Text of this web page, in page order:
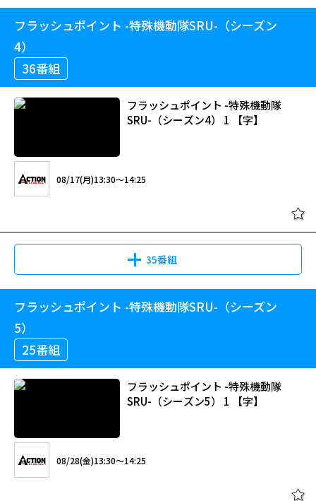
フラッシュポイント -特殊機動隊SRU-（シーズン
4）
36番組
フラッシュポイント -特殊機動隊
SRU-（シーズン4） 1 【字】
08/17(月)13:30～14:25
35番組
フラッシュポイント -特殊機動隊SRU-（シーズン
5）
25番組
フラッシュポイント -特殊機動隊
SRU-（シーズン5） 1 【字】
08/28(金)13:30～14:25